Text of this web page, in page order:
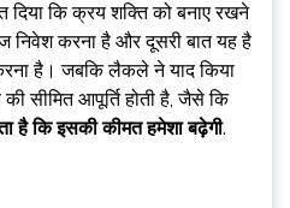
कि क्रय शक्ति को बनाए रखने
निवेश करना है और दूसरी बात यह है
है। जबकि लैकले ने याद किया
सीमित आपूर्ति होती है, जैसे कि
है कि इसकी कीमत हमेशा बढ़ेगी.